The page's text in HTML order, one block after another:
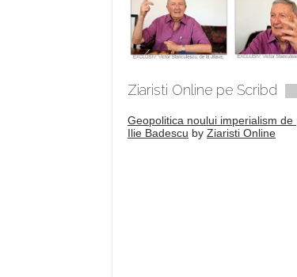
Ziaristi Online pe Scribd
Geopolitica noului imperialism de
Ilie Badescu by Ziaristi Online